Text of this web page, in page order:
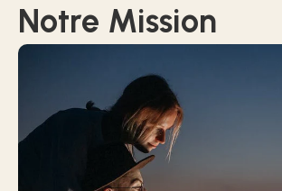
Notre Mission